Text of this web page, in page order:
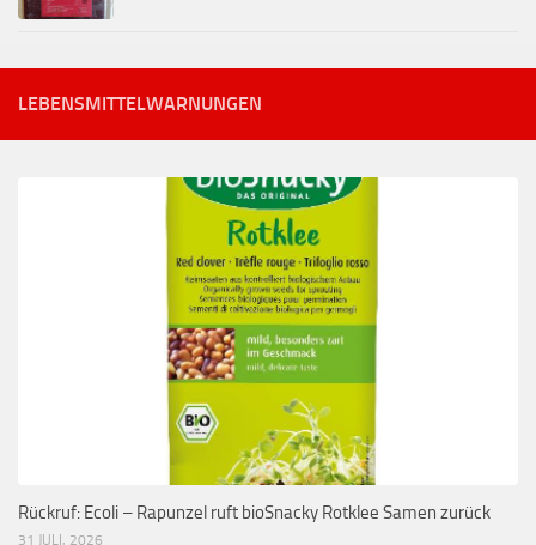
LEBENSMITTELWARNUNGEN
Rückruf: Ecoli – Rapunzel ruft bioSnacky Rotklee Samen zurück
31 JULI, 2026